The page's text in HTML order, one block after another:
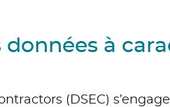
données à
(DSEC)